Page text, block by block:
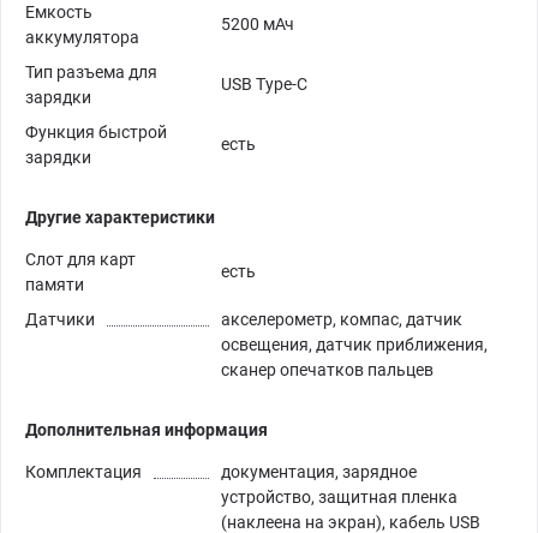
Емкость
аккумулятора
5200 мАч
Тип разъема для
зарядки
USB Type-C
Функция быстрой
зарядки
есть
Другие характеристики
Слот для карт
памяти
есть
Датчики
акселерометр, компас, датчик
освещения, датчик приближения,
сканер опечатков пальцев
Дополнительная информация
Комплектация
документация, зарядное
устройство, защитная пленка
(наклеена на экран), кабель USB